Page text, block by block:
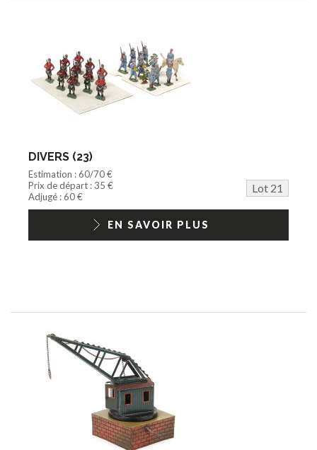
DIVERS (23)
Estimation : 60/70 €
Prix de départ : 35 €
Lot 21
Adjugé : 60 €
EN SAVOIR PLUS